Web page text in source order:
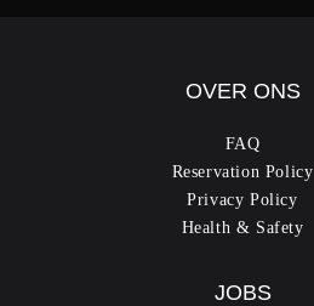
OVER ONS
FAQ
Reservation Policy
Privacy Policy
Health & Safety
JOBS